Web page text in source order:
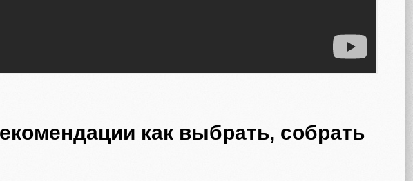
как выбрать, собрать